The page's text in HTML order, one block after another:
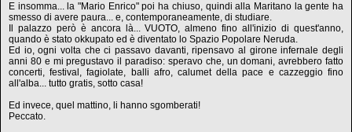
E insomma... la "Mario Enrico" poi ha chiuso, quindi alla Maritano la gente ha
smesso di avere paura... e, contemporaneamente, di studiare.
Il palazzo però è ancora là... VUOTO, almeno fino all'inizio di quest'anno,
quando è stato okkupato ed è diventato lo Spazio Popolare Neruda.
Ed io, ogni volta che ci passavo davanti, ripensavo al girone infernale degli
anni 80 e mi pregustavo il paradiso: speravo che, un domani, avrebbero fatto
concerti, festival, fagiolate, balli afro, calumet della pace e cazzeggio fino
all'alba... tutto gratis, sotto casa!
Ed invece, quel mattino, li hanno sgomberati!
Peccato.